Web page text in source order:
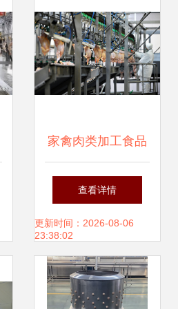
家禽肉类加工食品
行业
查看详情
更新时间：2026-08-06
23:38:02